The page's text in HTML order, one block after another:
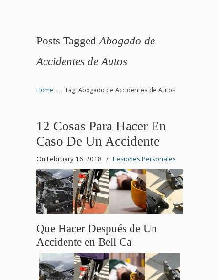
Posts Tagged Abogado de
Accidentes de Autos
Home → Tag: Abogado de Accidentes de Autos
12 Cosas Para Hacer En
Caso De Un Accidente
On February 16, 2018 / Lesiones Personales
Que Hacer Después de Un
Accidente en Bell Ca